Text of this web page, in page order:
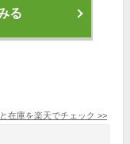
る
在庫を楽天でチェック >>